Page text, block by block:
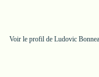
Voir le profil de Ludovic